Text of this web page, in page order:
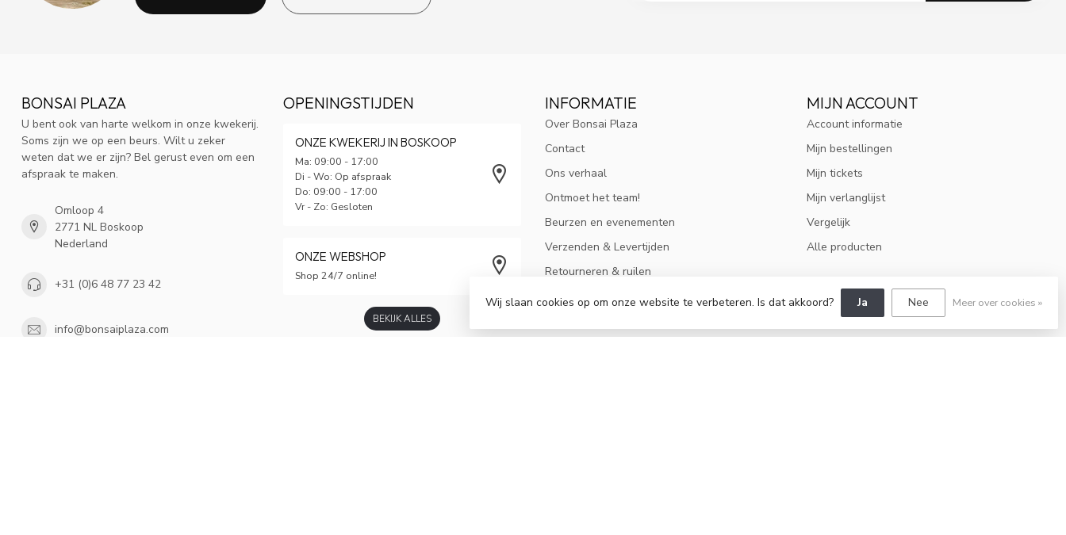
BONSAI PLAZA
U bent ook van harte welkom in onze kwekerij.
Soms zijn we op een beurs. Wilt u zeker
weten dat we er zijn? Bel gerust even om een
afspraak te maken.
Omloop 4
2771 NL Boskoop
Nederland
+31 (0)6 48 77 23 42
info@bonsaiplaza.com
OPENINGSTIJDEN
ONZE KWEKERIJ IN BOSKOOP
Ma: 09:00 - 17:00
Di - Wo: Op afspraak
Do: 09:00 - 17:00
Vr - Zo: Gesloten
ONZE WEBSHOP
Shop 24/7 online!
BEKIJK ALLES
INFORMATIE
Over Bonsai Plaza
Contact
Ons verhaal
Ontmoet het team!
Beurzen en evenementen
Verzenden & Levertijden
Retourneren & ruilen
Algemene voorwaarden
MIJN ACCOUNT
Account informatie
Mijn bestellingen
Mijn tickets
Mijn verlanglijst
Vergelijk
Alle producten
Wij slaan cookies op om onze website te verbeteren. Is dat akkoord? Ja Nee Meer over cookies »
10% KORTING
ABONNEER OP ONZE NIEUWSBRIEF EN BLIJF OP DE
HOOGTE VAN ACTIES EN NIEUWS.